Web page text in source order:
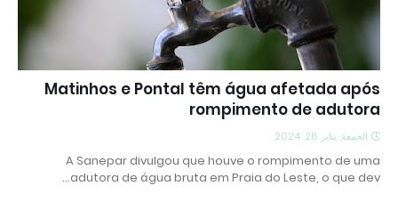
Matinhos e Pontal têm água afetada após
rompimento de adutora
الجمعة, يناير 26, 2024
A Sanepar divulgou que houve o rompimento de uma
adutora de água bruta em Praia do Leste, o que dev…